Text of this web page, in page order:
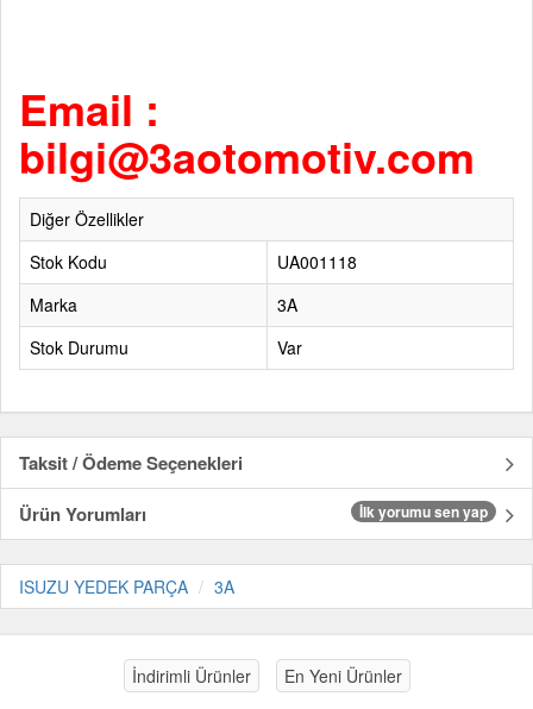
Email :
bilgi@3aotomotiv.com
Diğer Özellikler
Stok Kodu
UA001118
Marka
3A
Stok Durumu
Var
Taksit / Ödeme Seçenekleri
Ürün Yorumları
İlk yorumu sen yap
ISUZU YEDEK PARÇA 3A
İndirimli Ürünler En Yeni Ürünler